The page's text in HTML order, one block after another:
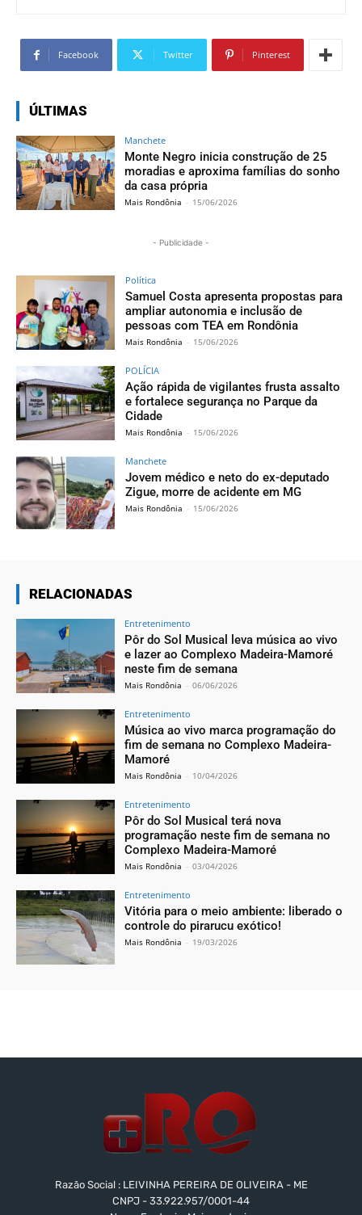
Facebook Twitter Pinterest
ÚLTIMAS
Manchete
Monte Negro inicia construção de 25
moradias e aproxima famílias do sonho
da casa própria
Mais Rondônia - 15/06/2026
- Publicidade -
Política
Samuel Costa apresenta propostas para
ampliar autonomia e inclusão de
pessoas com TEA em Rondônia
Mais Rondônia - 15/06/2026
POLÍCIA
Ação rápida de vigilantes frusta assalto
e fortalece segurança no Parque da
Cidade
Mais Rondônia - 15/06/2026
Manchete
Jovem médico e neto do ex-deputado
Zigue, morre de acidente em MG
Mais Rondônia - 15/06/2026
RELACIONADAS
Entretenimento
Pôr do Sol Musical leva música ao vivo
e lazer ao Complexo Madeira-Mamoré
neste fim de semana
Mais Rondônia - 06/06/2026
Entretenimento
Música ao vivo marca programação do
fim de semana no Complexo Madeira-
Mamoré
Mais Rondônia - 10/04/2026
Entretenimento
Pôr do Sol Musical terá nova
programação neste fim de semana no
Complexo Madeira-Mamoré
Mais Rondônia - 03/04/2026
Entretenimento
Vitória para o meio ambiente: liberado o
controle do pirarucu exótico!
Mais Rondônia - 19/03/2026
Razão Social : LEIVINHA PEREIRA DE OLIVEIRA - ME
CNPJ - 33.922.957/0001-44